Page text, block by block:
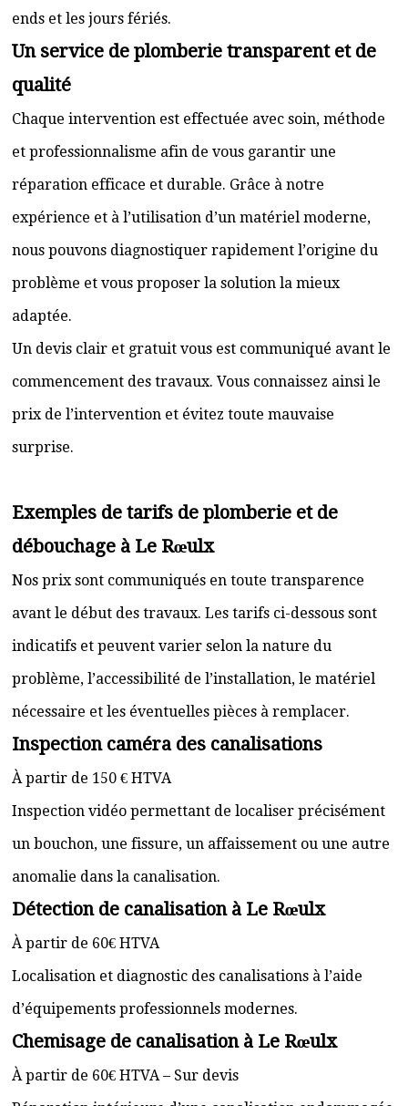
ends et les jours fériés.
Un service de plomberie transparent et de
qualité
Chaque intervention est effectuée avec soin, méthode
et professionnalisme afin de vous garantir une
réparation efficace et durable. Grâce à notre
expérience et à l’utilisation d’un matériel moderne,
nous pouvons diagnostiquer rapidement l’origine du
problème et vous proposer la solution la mieux
adaptée.
Un devis clair et gratuit vous est communiqué avant le
commencement des travaux. Vous connaissez ainsi le
prix de l’intervention et évitez toute mauvaise
surprise.
Exemples de tarifs de plomberie et de
débouchage à Le Rœulx
Nos prix sont communiqués en toute transparence
avant le début des travaux. Les tarifs ci-dessous sont
indicatifs et peuvent varier selon la nature du
problème, l’accessibilité de l’installation, le matériel
nécessaire et les éventuelles pièces à remplacer.
Inspection caméra des canalisations
À partir de 150 € HTVA
Inspection vidéo permettant de localiser précisément
un bouchon, une fissure, un affaissement ou une autre
anomalie dans la canalisation.
Détection de canalisation à Le Rœulx
À partir de 60€ HTVA
Localisation et diagnostic des canalisations à l’aide
d’équipements professionnels modernes.
Chemisage de canalisation à Le Rœulx
À partir de 60€ HTVA – Sur devis